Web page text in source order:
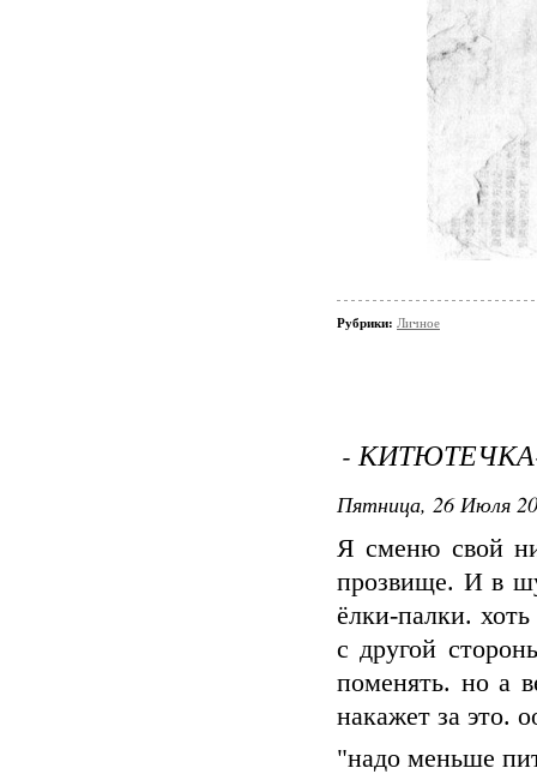
Рубрики: Личное
-
Пятница, 26 Июля
Я сменю свой
прозвище. И в
ёлки-палки.
с другой
поменять. но а
накажет за это.
"надо меньше